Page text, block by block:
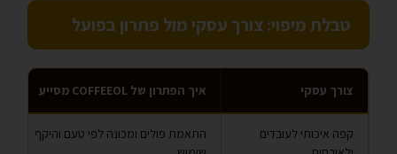
טבלת מיפוי: צורך עסקי מול פתרון בפועל
צורך עסקי איך הפתרון של COFFEEOL מסייע
קפה איכותי לעובדים
התאמת פולים ומכונה לפי טעם והיקף